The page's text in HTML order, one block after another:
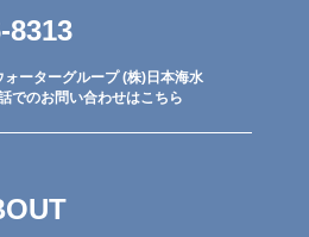
8313
ォーターグループ (株)日本海水
でのお問い合わせはこちら